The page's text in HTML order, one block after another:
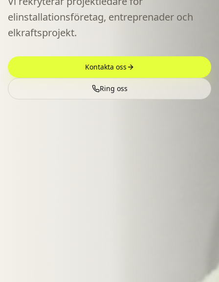
elinstallationsföretag, entreprenader och
elkraftsprojekt.
Kontakta oss
Ring oss